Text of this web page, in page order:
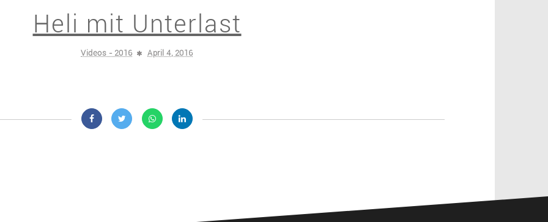
Heli mit Unterlast
Videos - 2016 April 4, 2016